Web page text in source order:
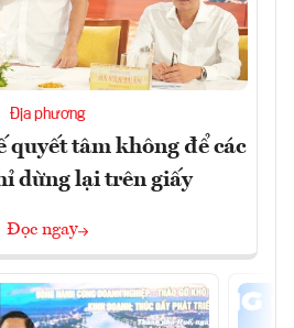
Địa phương
quyết tâm không để các
dừng lại trên giấy
Đọc ngay